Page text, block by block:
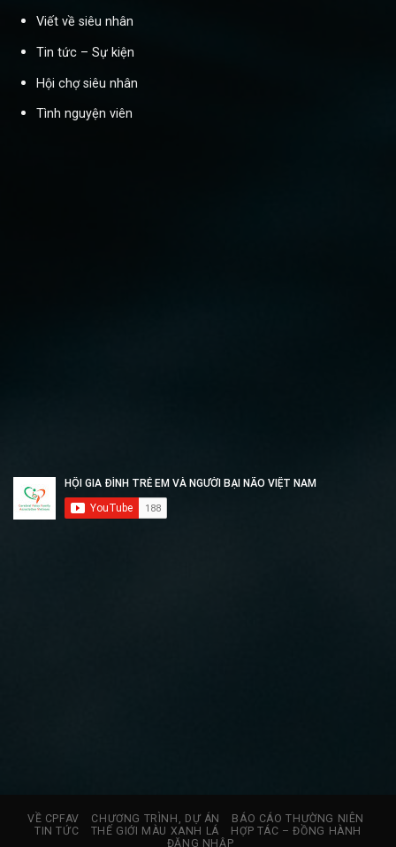
Viết về siêu nhân
Tin tức – Sự kiện
Hội chợ siêu nhân
Tình nguyện viên
VỀ CPFAV CHƯƠNG TRÌNH, DỰ ÁN
BÁO CÁO THƯỜNG NIÊN
TIN TỨC
THẾ GIỚI MÀU XANH LÁ
HỢP TÁC – ĐỒNG HÀNH
ĐĂNG NHẬP